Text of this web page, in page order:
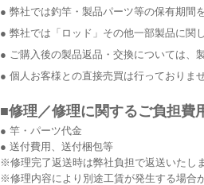
● 弊社では釣竿・製品パーツ等の保有期間
● 弊社では「ロッド」その他一部製品に関
● ご購入後の製品返品・交換については、
● 個人お客様との直接売買は行っておりませ
■修理／修理に関するご負担費
● 竿・パーツ代金
● 送付費用、送付梱包等
※修理完了返送時は弊社負担で返送いたしま
※修理内容により別途工賃が発生する場合